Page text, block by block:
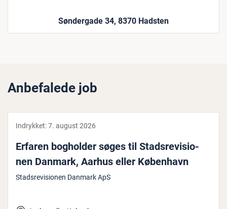
Søndergade 34, 8370 Hadsten
Anbefalede job
Indrykket:7. august 2026
Erfaren bogholder søges til Stads­re­vi­sio­
nen Danmark, Aarhus eller København
Stadsrevisionen Danmark ApS